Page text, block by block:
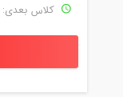
کلاس بعدی: